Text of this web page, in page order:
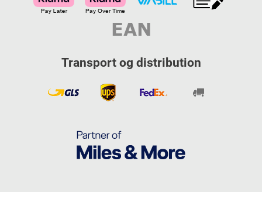
Transport og distribution